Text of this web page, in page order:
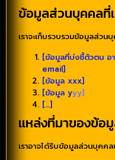
ข้อมูลส่วนบุคคลที่
เราจะเก็บรวบรวมข้อมูลส่ว
[ข้อมูลที่บ่งชี้ตัวตน อ
email]
[ข้อมูล xxx]
[ข้อมูล yyy]
[…]
แหล่งที่มาของข้อ
เราอาจได้รับข้อมูลส่วนบุคค